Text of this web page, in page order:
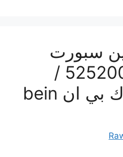
سبورت
كيفان / 52520080 /
تجديد اشتراك بي ان bein